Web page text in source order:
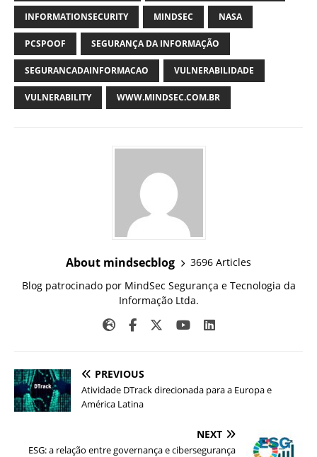
INFORMATIONSECURITY MINDSEC NASA
PCSPOOF SEGURANÇA DA INFORMAÇÃO
SEGURANCADAINFORMACAO VULNERABILIDADE
VULNERABILITY WWW.MINDSEC.COM.BR
About mindsecblog
3696 Articles
Blog patrocinado por MindSec Segurança e Tecnologia da
Informação Ltda.
PREVIOUS
Atividade DTrack direcionada para a Europa e
América Latina
NEXT
ESG: a relação entre governança e cibersegurança